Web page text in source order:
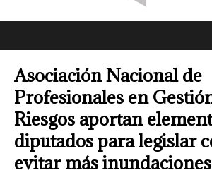
Asociación Nacional de
Profesionales en
Riesgos aportan
diputados para legislar
evitar más inundaciones